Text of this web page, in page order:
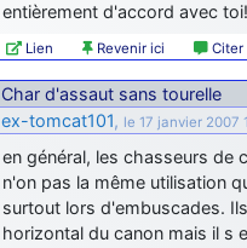
entièrement d'accord avec toi!
Lien Revenir ici Citer
Char d'assaut sans tourelle
ex-tomcat101, le 17 janvier 2007
en général, les chasseurs de
n'on pas la même utilisation
surtout lors d'embuscades.
horizontal du canon mais il s